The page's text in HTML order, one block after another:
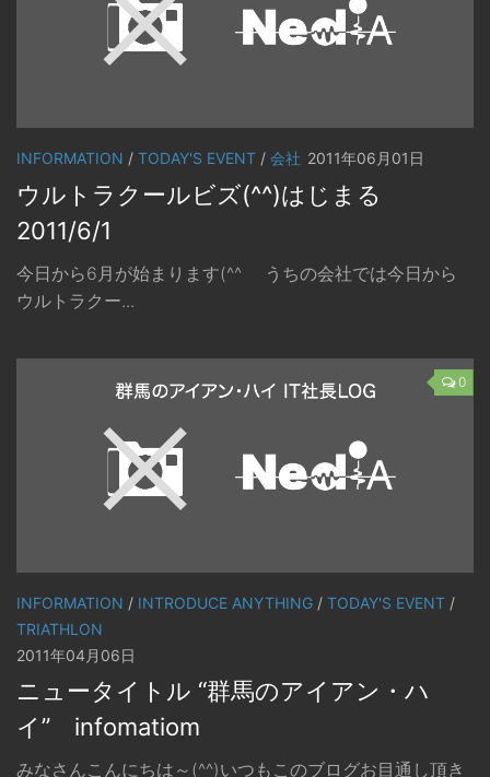
INFORMATION / TODAY'S EVENT / 会社 2011年06月01日
ウルトラクールビズ(^^)はじまる
2011/6/1
今日から6月が始まります(^^ゞ うちの会社では今日から
ウルトラクー...
0
INFORMATION / INTRODUCE ANYTHING / TODAY'S EVENT /
TRIATHLON
2011年04月06日
ニュータイトル “群馬のアイアン・ハ
イ” infomatiom
みなさんこんにちは～(^^)いつもこのブログお目通し頂き